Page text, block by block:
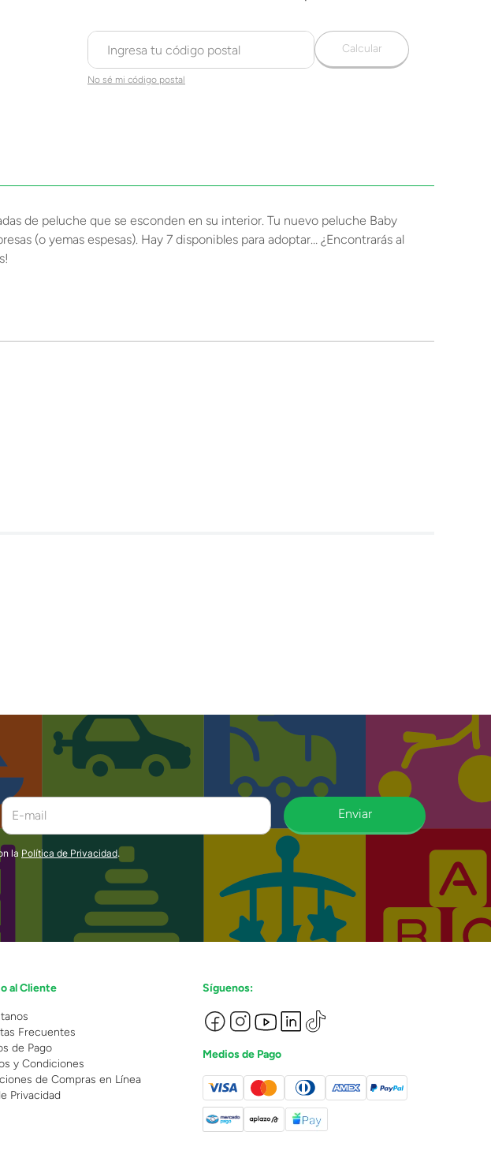
No sé mi código postal
Calcular
de peluche que se esconden en su interior. Tu nuevo peluche Baby
(o yemas espesas). Hay 7 disponibles para adoptar… ¿Encontrarás al
Enviar
la Política de Privacidad.
al Cliente
Frecuentes
de Pago
y Condiciones
de Compras en Línea
Privacidad
Síguenos:
Medios de Pago